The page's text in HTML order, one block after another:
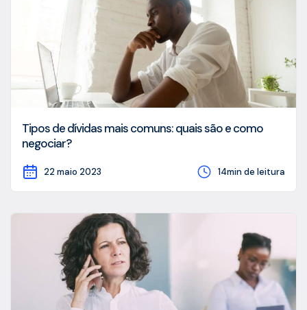
Tipos de dívidas mais comuns: quais são e como
negociar?
22 maio 2023 14min de leitura